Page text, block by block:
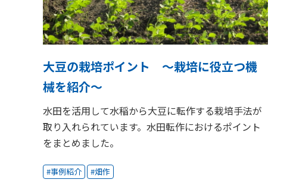
大豆の栽培ポイント ～栽培に役立つ機
械を紹介～
水田を活用して水稲から大豆に転作する栽培手法が
取り入れられています。水田転作におけるポイント
をまとめました。
事例紹介 畑作